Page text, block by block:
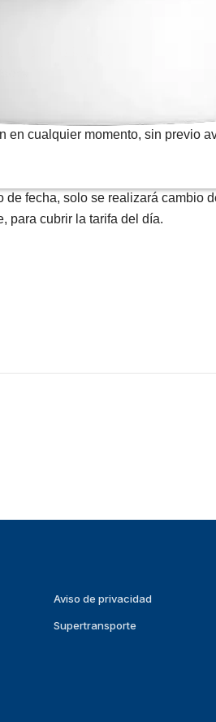
cualquier momento, sin previo
fecha, solo se realizará cambio
para cubrir la tarifa del día.
Aviso de privacidad
Supertransporte